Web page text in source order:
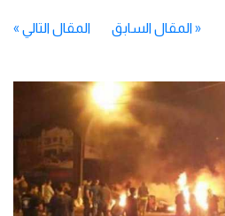
«المقال السابق المقال التالي »